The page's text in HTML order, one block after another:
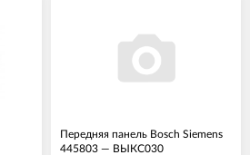
Передняя панель Bosch Siemens
445803 — ВЫКС030